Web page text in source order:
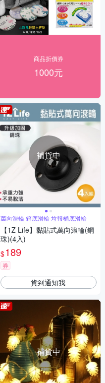
商品折價券
1000元
補貨中
萬向滑輪 箱底滑輪 垃報桶底滑輪
【1Z Life】黏貼式萬向滾輪(鋼
珠)(4入)
$189
券
貨到通知我
補貨中